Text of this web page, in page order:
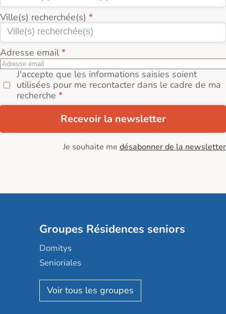
Ville(s) recherchée(s)
Adresse email
J'accepte que les informations saisies soient
utilisées pour me recontacter dans le cadre de ma
recherche
Recevoir la newsletter
Je souhaite me désabonner de la newsletter
Groupes Résidences seniors
Domitys
Senioriales
Nohée
Les Résidentiels